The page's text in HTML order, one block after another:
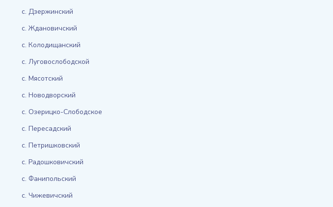
с. Дзержинский
с. Ждановичский
с. Колодищанский
с. Луговослободской
с. Мясотский
с. Новодворский
с. Озерицко-Слободское
с. Пересадский
с. Петришковский
с. Радошковичский
с. Фанипольский
с. Чижевичский